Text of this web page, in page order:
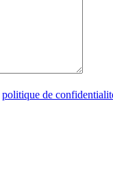
politique de